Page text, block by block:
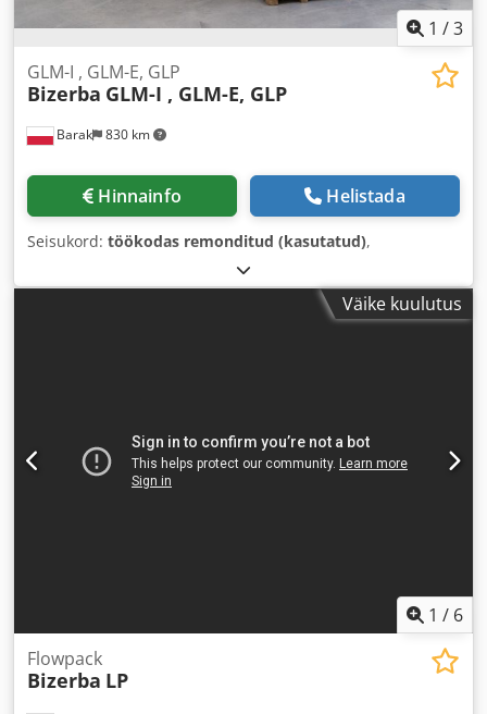
1 /3
Barak 830 km
GLM-I , GLM-E, GLP
Bizerba GLM-I , GLM-E, GLP
Hinnainfo Helistada
Seisukord: töökodas remonditud (kasutatud),
Väike kuulutus
1 / 6
Flowpack
Bizerba LP